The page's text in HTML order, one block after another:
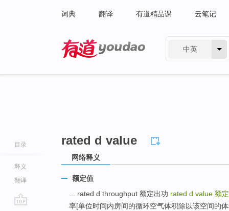
词典 翻译 有道精品课 云笔记
中英
目录
释义
翻译
rated d value
网络释义
额定值
... rated d throughput 额定出功 rated d value 额
率[单位时间内房间的循环空气体积除以该空间的